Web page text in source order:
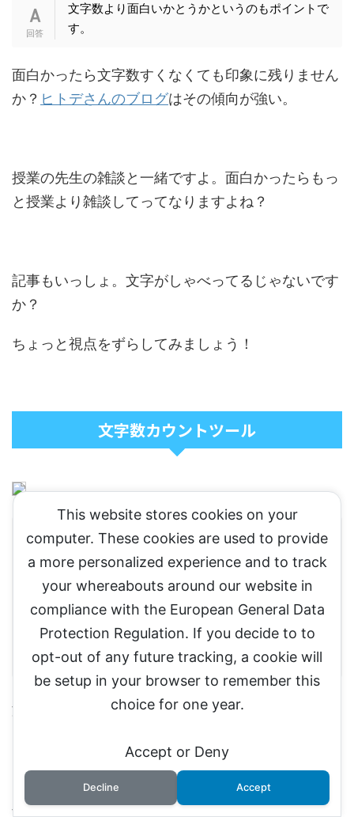
文字数より面白いかとうかというのもポイントで
す。
面白かったら文字数すくなくても印象に残りません
か？ ヒトデさんのブログはその傾向が強い。
授業の先生の雑談と一緒ですよ。面白かったらもっ
と授業より雑談してってなりますよね？
記事もいっしょ。文字がしゃべってるじゃないです
か？
ちょっと視点をずらしてみましょう！
文字数カウントツール
文字数カウントツール
Word
Googleドキュメント
ラッコツールズ
文字数カウントツールは、効率的なコンテンツ作成
文字数を気にしている人は導入してみるといいです
This website stores cookies on your
computer. These cookies are used to provide
a more personalized experience and to track
your whereabouts around our website in
compliance with the European General Data
Protection Regulation. If you decide to to
opt-out of any future tracking, a cookie will
be setup in your browser to remember this
choice for one year.
Accept or Deny
Decline Accept